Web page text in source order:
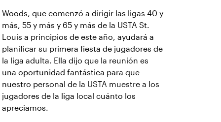
Woods, que comenzó a dirigir las ligas 40 y
más, 55 y más y 65 y más de la USTA St.
Louis a principios de este año, ayudará a
planificar su primera fiesta de jugadores de
la liga adulta. Ella dijo que la reunión es
una oportunidad fantástica para que
nuestro personal de la USTA muestre a los
jugadores de la liga local cuánto los
apreciamos.